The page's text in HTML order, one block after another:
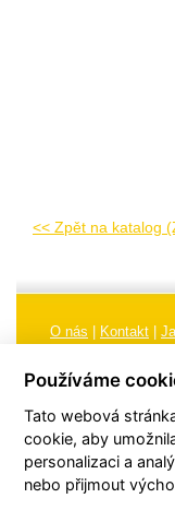
<< Zpět na katalog
O nás Kontakt
obuvi, pokyny a
© 2026TORI, s.r.o.|
Používáme
Tato webová
cookie, aby
personalizaci a
nebo přijmout